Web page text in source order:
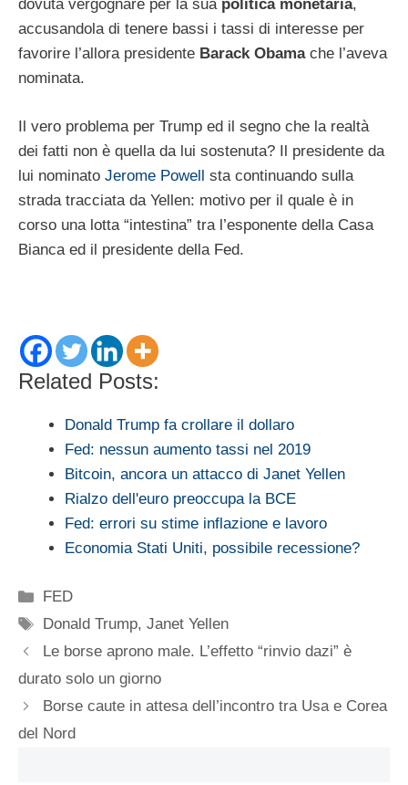
dovuta vergognare per la sua politica monetaria,
accusandola di tenere bassi i tassi di interesse per
favorire l’allora presidente Barack Obamache l’aveva
nominata.
Il vero problema per Trump ed il segno che la realtà
dei fatti non è quella da lui sostenuta? Il presidente da
lui nominato Jerome Powell sta continuando sulla
strada tracciata da Yellen: motivo per il quale è in
corso una lotta “intestina” tra l’esponente della Casa
Bianca ed il presidente della Fed.
Related Posts:
Donald Trump fa crollare il dollaro
Fed: nessun aumento tassi nel 2019
Bitcoin, ancora un attacco di Janet Yellen
Rialzo dell'euro preoccupa la BCE
Fed: errori su stime inflazione e lavoro
Economia Stati Uniti, possibile recessione?
Categorie
FED
Tag
Donald Trump,Janet Yellen
Le borse aprono male. L’effetto “rinvio dazi” è
durato solo un giorno
Borse caute in attesa dell’incontro tra Usa e Corea
del Nord